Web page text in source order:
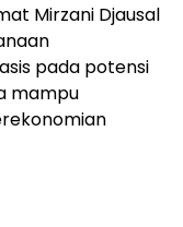
Mirzani Djausal
pada potensi
mampu